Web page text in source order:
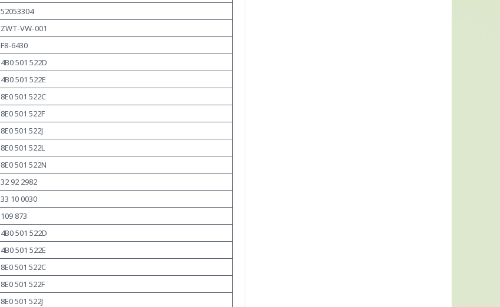
52053304
ZWT-VW-001
F8-6430
4B0 501 522D
4B0 501 522E
8E0 501 522C
8E0 501 522F
8E0 501 522J
8E0 501 522L
8E0 501 522N
32 92 2982
33 10 0030
109 873
4B0 501 522D
4B0 501 522E
8E0 501 522C
8E0 501 522F
8E0 501 522J